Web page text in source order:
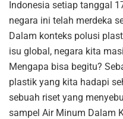
Indonesia setiap tanggal
negara ini telah merdeka
Dalam konteks polusi
isu global, negara kita
Mengapa bisa begitu?
plastik yang kita hadapi
sebuah riset yang
sampel Air Minum Dalam